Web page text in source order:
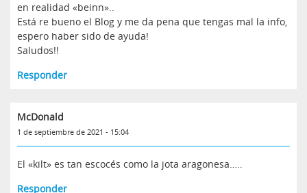
en realidad «beinn»..
Está re bueno el Blog y me da pena que tengas mal la info,
espero haber sido de ayuda!
Saludos!!
Responder
McDonald
1 de septiembre de 2021 - 15:04
El «kilt» es tan escocés como la jota aragonesa…..
Responder